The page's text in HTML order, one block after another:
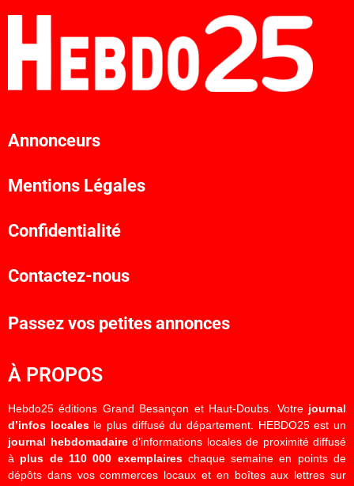
Annonceurs
Mentions Légales
Confidentialité
Contactez-nous
Passez vos petites annonces
À PROPOS
Hebdo25 éditions Grand Besançon et Haut-Doubs. Votre journal
d’infos localesle plus diffusé du département. HEBDO25 est un
journal hebdomadaired’informations locales de proximité diffusé
à plus de 110 000 exemplaireschaque semaine en points de
dépôts dans vos commerces locaux et en boîtes aux lettres sur